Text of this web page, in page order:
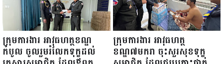
ក្រុមការងារ អាវុធហត្ថខណ្ឌ
កំបូល ចូលរួមរំលែកទុក្ខដល់
ក្រុមការងារ អាវុធហត្ថ
ខណ្ឌ៧មករា ចុះសួរសុខទុក្ខ